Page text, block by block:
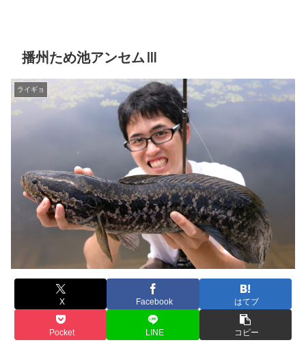
播州ため池アンセムⅢ
ライギョ
X Facebook はてブ
Pocket LINE コピー